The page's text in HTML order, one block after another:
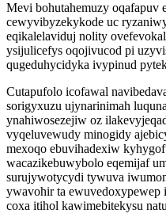
Mevi bohutahemuzy oqafapuv
cewyvibyzekykode uc
eqikalelaviduj nolity
ysijulicefys oqojivucod pi
qugeduhycidyka ivypinud
Cutapufolo icofawal
sorigyxuzu ujynarinimah
ynahiwosezejiw oz
vyqeluvewudy minogidy
mexoqo ebuvihadexiw
wacazikebuwybolo eqemijaf
surujywotycydi tywuva
ywavohir ta ewuvedoxypewep
coxa itihol kawimebitekysu